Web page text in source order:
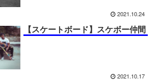
2021.10.24
【スケートボード】スケボー仲間
2021.10.17